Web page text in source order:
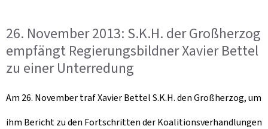
26. November 2013: S.K.H. der Großherzog
empfängt Regierungsbildner Xavier Bettel
zu einer Unterredung
Am 26. November traf Xavier Bettel S.K.H. den Großherzog, um
ihm Bericht zu den Fortschritten der Koalitionsverhandlungen